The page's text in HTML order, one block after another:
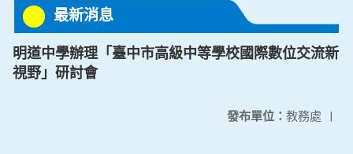
最新消息
明道中學辦理「臺中市高級中等學校國際數位交流新
視野」研討會
發布單位： 教務處 |